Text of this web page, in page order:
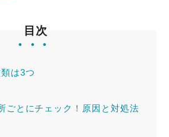
目次
は3つ
ごとにチェック！原因と対処法